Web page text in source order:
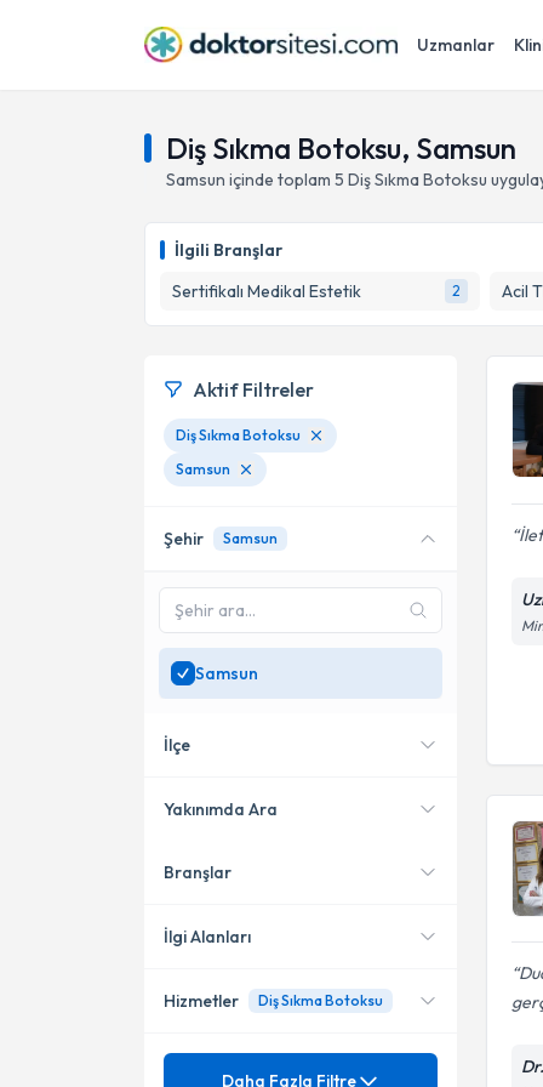
Uzmanlar
Diş Sıkma Botoksu, Samsun
Samsun içinde toplam 5 Diş Sıkma Botoksu
İlgili Branşlar
Sertifikalı Medikal Estetik
2 Acil
Aktif Filtreler
Diş Sıkma Botoksu
Samsun
Şehir Samsun
Samsun
İlçe
Atakum
Yakınımda Ara
Konumuma yakın uzmanları
Branşlar
Sertifikalı Medikal Estetik
Acil Tıp
İlgi Alanları
Dolgu
Hizmetler Diş Sıkma Botoksu
Mezuniyet
Daha Fazla Filtre